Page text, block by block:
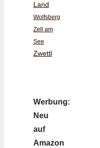
Land
Wolfsberg
Zell am
See
Zwettl
Werbung:
Neu
auf
Amazon